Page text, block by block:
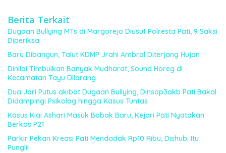
Berita Terkait
Dugaan Bullying MTs di Margorejo Diusut Polresta Pati, 9 Saksi
Diperiksa
Baru Dibangun, Talut KDMP Jrahi Ambrol Diterjang Hujan
Dinilai Timbulkan Banyak Mudharat, Sound Horeg di
Kecamatan Tayu Dilarang
Dua Jari Putus akibat Dugaan Bullying, Dinsop3akb Pati Bakal
Didampingi Psikolog hingga Kasus Tuntas
Kasus Kiai Ashari Masuk Babak Baru, Kejari Pati Nyatakan
Berkas P21
Parkir Pekan Kreasi Pati Mendadak Rp10 Ribu, Dishub: Itu
Pungli!